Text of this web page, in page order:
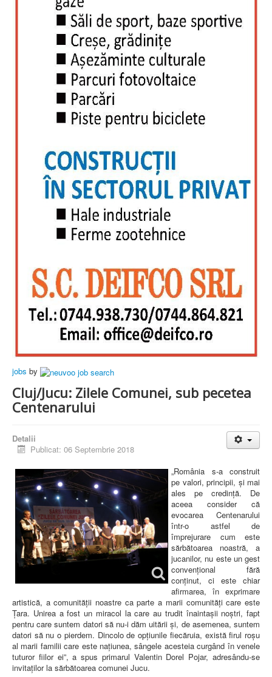
jobs by
Cluj/Jucu: Zilele Comunei, sub pecetea
Centenarului
Detalii
Publicat: 06 Septembrie 2018
„România s-a construit
pe valori, principii, și mai
ales pe credință. De
aceea consider că
evocarea Centenarului
într-o astfel de
împrejurare cum este
sărbătoarea noastră, a
jucanilor, nu este un gest
convențional fără
conținut, ci este chiar
afirmarea, în exprimare
artistică, a comunității noastre ca parte a marii comunități care este
Ţara. Unirea a fost un miracol la care au trudit înaintașii noștri, fapt
pentru care suntem datori să nu-i dăm uitării și, de asemenea, suntem
datori să nu o pierdem. Dincolo de opțiunile fiecăruia, există firul roșu
al marii familii care este națiunea, sângele acesteia curgând în venele
tuturor fiilor ei”, a spus primarul Valentin Dorel Pojar, adresându-se
invitaților la sărbătoarea comunei Jucu.